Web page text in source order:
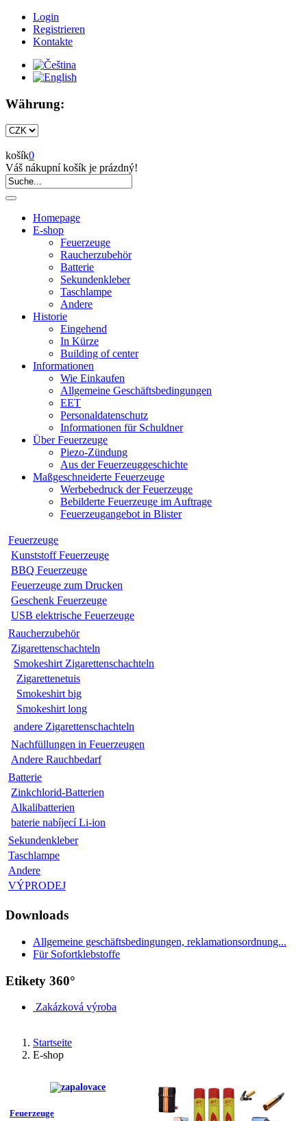
Login
Registrieren
Kontakte
Währung:
košík0
Váš nákupní košík je prázdný!
Homepage
E-shop
Feuerzeuge
Raucherzubehör
Batterie
Sekundenkleber
Taschlampe
Andere
Historie
Eingehend
In Kürze
Building of center
Informationen
Wie Einkaufen
Allgemeine Geschäftsbedingungen
EET
Personaldatenschutz
Informationen für Schuldner
Über Feuerzeuge
Piezo-Zündung
Aus der Feuerzeuggeschichte
Maßgeschneiderte Feuerzeuge
Werbebedruck der Feuerzeuge
Bebilderte Feuerzeuge im Auftrage
Feuerzeugangebot in Blister
Feuerzeuge
Kunststoff Feuerzeuge
BBQ Feuerzeuge
Feuerzeuge zum Drucken
Geschenk Feuerzeuge
USB elektrische Feuerzeuge
Raucherzubehör
Zigarettenschachteln
Smokeshirt Zigarettenschachteln
Zigarettenetuis
Smokeshirt big
Smokeshirt long
andere Zigarettenschachteln
Nachfüllungen in Feuerzeugen
Andere Rauchbedarf
Batterie
Zinkchlorid-Batterien
Alkalibatterien
baterie nabíjecí Li-ion
Sekundenkleber
Taschlampe
Andere
VÝPRODEJ
Downloads
Allgemeine geschäftsbedingungen, reklamationsordnung...
Für Sofortklebstoffe
Etikety 360°
Zakázková výroba
Startseite
E-shop
Feuerzeuge